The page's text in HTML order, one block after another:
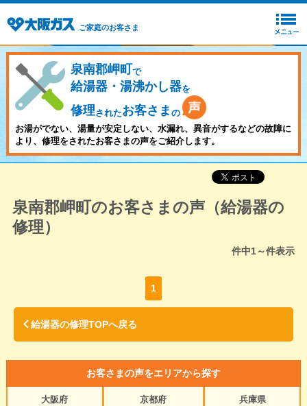
ご家庭のお客さま
泉南郡岬町で
給湯器・湯沸かし器を
修理されたお客さま の
お湯がでない、湯量が安定しない、水漏れ、異音がするなどの故障に
より、修理をされたお客さまの声をご紹介します。
泉南郡岬町のお客さまの声（給湯器の
修理）
件中1～件表示
1
給湯器の修理TOPへ戻る
お客さまの声をエリアから探す
大阪府
京都府
兵庫県